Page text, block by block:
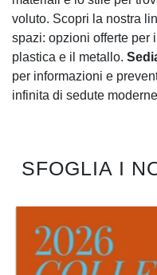
voluto. Scopri la nostra
spazi: opzioni offerte per
plastica e il metallo.
per informazioni e
infinita di sedute
SFOGLIA I